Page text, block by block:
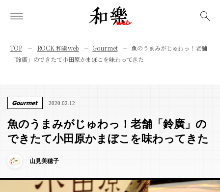
TOP ROCK 和樂web Gourmet
魚のうまみがじゅわっ！老舗
「鈴廣」のできたて小田原かまぼこを味わってきた
Gourmet 2020.02.12
魚のうまみがじゅわっ！老舗「鈴廣」の
できたて小田原かまぼこを味わってきた
山見美穂子